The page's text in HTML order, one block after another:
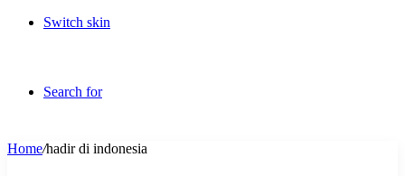
Switch skin
Search for
Home/hadir di indonesia